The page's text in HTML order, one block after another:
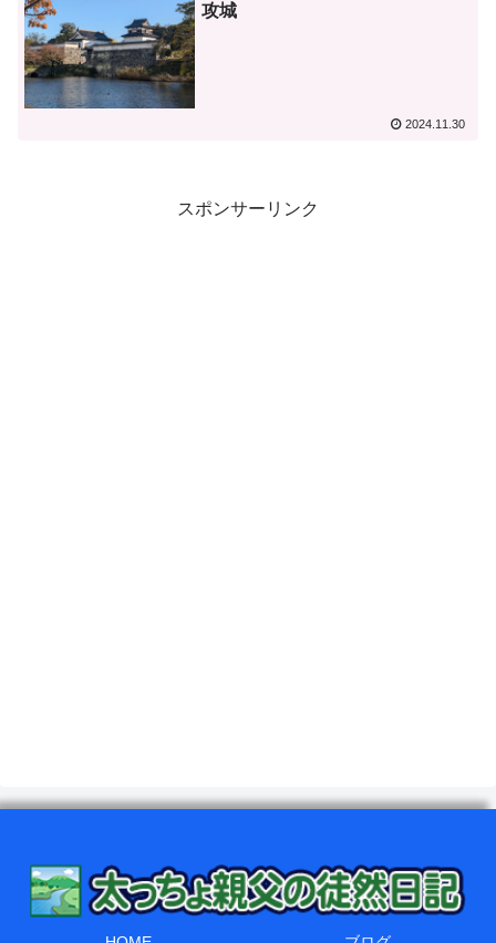
攻城
2024.11.30
スポンサーリンク